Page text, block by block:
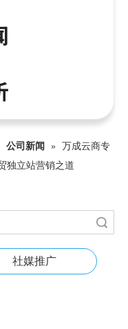
公司新闻 » 万成云商专
独立站营销之道
社媒推广